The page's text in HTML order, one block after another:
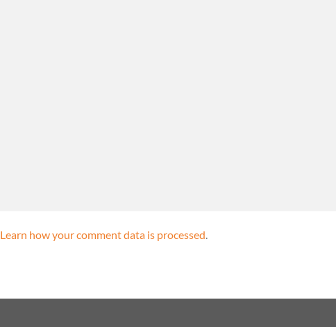
Learn how your comment data is processed